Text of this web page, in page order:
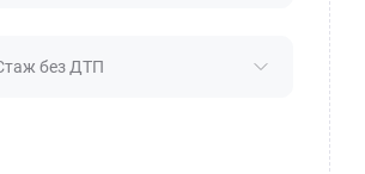
без ДТП